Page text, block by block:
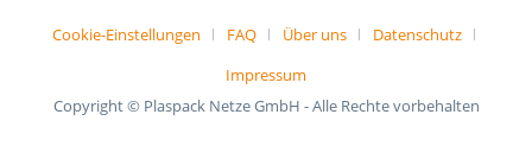
Cookie-Einstellungen FAQ Über uns
Datenschutz
Impressum
Copyright © Plaspack Netze GmbH - Alle Rechte vorbehalten